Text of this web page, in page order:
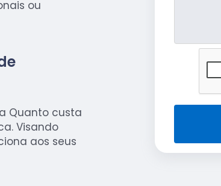
ou
Quanto custa
Visando
aos seus